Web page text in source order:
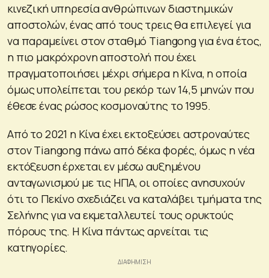
κινεζική υπηρεσία ανθρώπινων διαστημικών
αποστολών, ένας από τους τρεις θα επιλεγεί για
να παραμείνει στον σταθμό Tiangong για ένα έτος,
η πιο μακρόχρονη αποστολή που έχει
πραγματοποιήσει μέχρι σήμερα η Κίνα, η οποία
όμως υπολείπεται του ρεκόρ των 14,5 μηνών που
έθεσε ένας ρώσος κοσμοναύτης το 1995.
Από το 2021 η Κίνα έχει εκτοξεύσει αστροναύτες
στον Tiangong πάνω από δέκα φορές, όμως η νέα
εκτόξευση έρχεται εν μέσω αυξημένου
ανταγωνισμού με τις ΗΠΑ, οι οποίες ανησυχούν
ότι το Πεκίνο σχεδιάζει να καταλάβει τμήματα της
Σελήνης για να εκμεταλλευτεί τους ορυκτούς
πόρους της. Η Κίνα πάντως αρνείται τις
κατηγορίες.